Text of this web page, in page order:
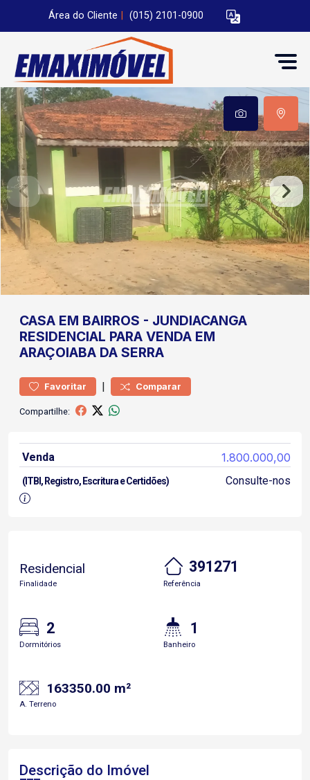
Área do Cliente (015) 2101-0900
CASA EM BAIRROS - JUNDIACANGA
RESIDENCIAL PARA VENDA EM
ARAÇOIABA DA SERRA
Favoritar | Comparar
Compartilhe:
Venda 1.800.000,00
(ITBI, Registro, Escritura e Certidões) Consulte-nos
Residencial
Finalidade
391271
Referência
2
Dormitórios
1
Banheiro
163350.00 m²
A. Terreno
Descrição do Imóvel